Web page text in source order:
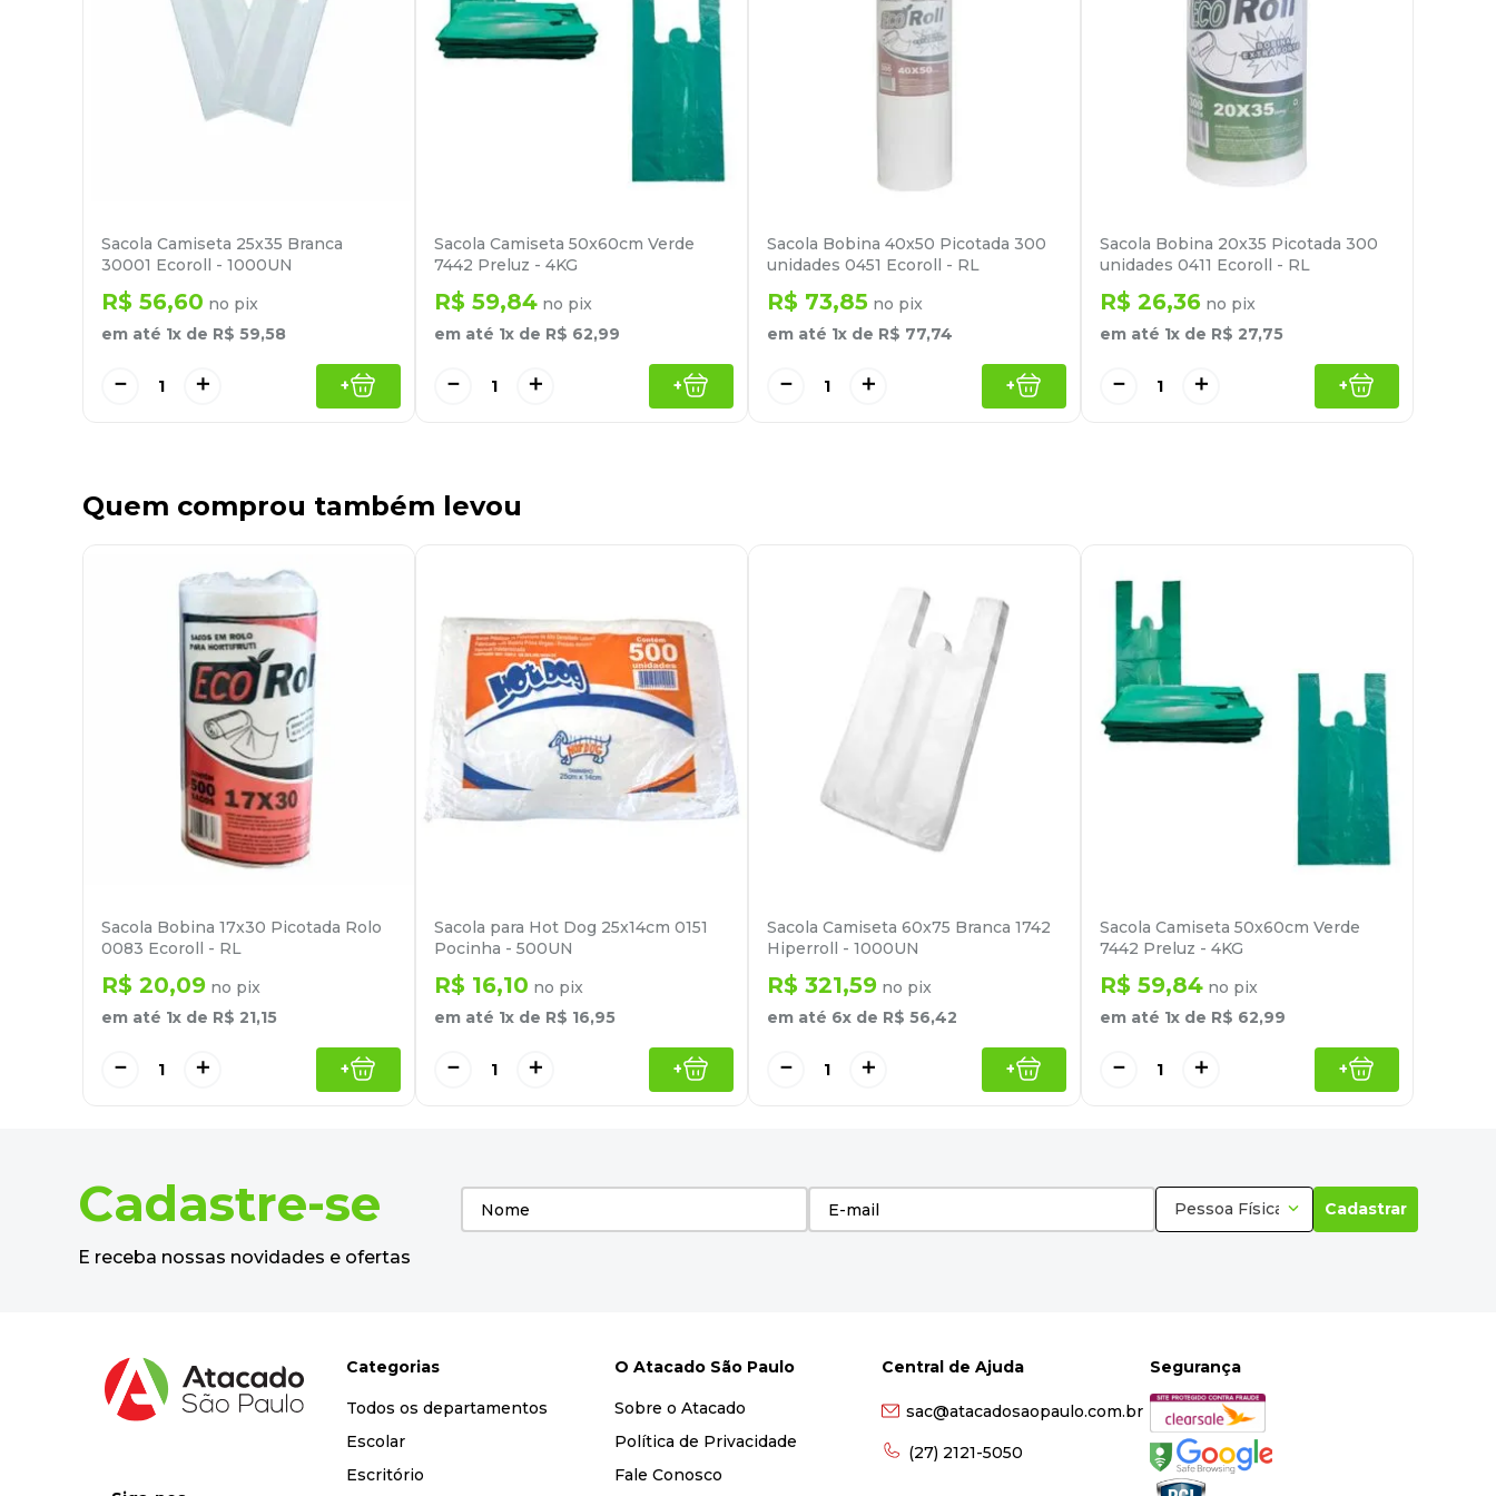
Sacola Camiseta 25x35 Branca
30001 Ecoroll - 1000UN
R$ 56,60 no pix
em até 1x de R$ 59,58
＋
－ +
Sacola Camiseta 50x60cm Verde
7442 Preluz - 4KG
R$ 59,84 no pix
em até 1x de R$ 62,99
＋
－ +
Sacola Bobina 40x50 Picotada 300
unidades 0451 Ecoroll - RL
R$ 73,85 no pix
em até 1x de R$ 77,74
＋
－ +
Sacola Bobina 20x35 Picotada 300
unidades 0411 Ecoroll - RL
R$ 26,36 no pix
em até 1x de R$ 27,75
＋
－ +
Quem comprou também levou
Sacola Bobina 17x30 Picotada Rolo
0083 Ecoroll - RL
R$ 20,09 no pix
em até 1x de R$ 21,15
＋
－ +
Sacola para Hot Dog 25x14cm 0151
Pocinha - 500UN
R$ 16,10 no pix
em até 1x de R$ 16,95
＋
－ +
Sacola Camiseta 60x75 Branca 1742
Hiperroll - 1000UN
R$ 321,59 no pix
em até 6x de R$ 56,42
＋
－ +
Sacola Camiseta 50x60cm Verde
7442 Preluz - 4KG
R$ 59,84 no pix
em até 1x de R$ 62,99
＋
－ +
Cadastre-se
E receba nossas novidades e ofertas
Pessoa Física Cadastrar
Categorias
Todos os departamentos
Escolar
Escritório
O Atacado São Paulo
Sobre o Atacado
Política de Privacidade
Fale Conosco
Central de Ajuda
sac@atacadosaopaulo.com.br
(27) 2121-5050
Segurança